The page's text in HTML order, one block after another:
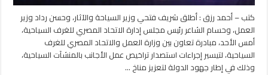
مغلقة
كتب – أحمد رزق : أطلق شريف فتحي وزير السياحة والآثار، وحسن رداد وزير
العمل، وحسام الشاعر رئيس مجلس إدارة الاتحاد المصري للغرف السياحية،
أمس الأحد، مبادرة تعاون بين وزارة العمل والاتحاد المصري للغرف
السياحية، لتيسير إجراءات استصدار تراخيص عمل الأجانب بالمنشآت السياحية،
وذلك في إطار جهود الدولة لتعزيز مناخ …